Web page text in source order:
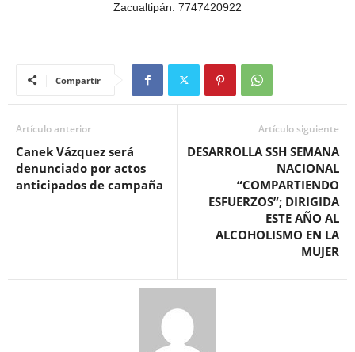
Zacualtipán: 7747420922
Compartir
Artículo anterior
Canek Vázquez será
denunciado por actos
anticipados de campaña
Artículo siguiente
DESARROLLA SSH SEMANA
NACIONAL
“COMPARTIENDO
ESFUERZOS”; DIRIGIDA
ESTE AÑO AL
ALCOHOLISMO EN LA
MUJER